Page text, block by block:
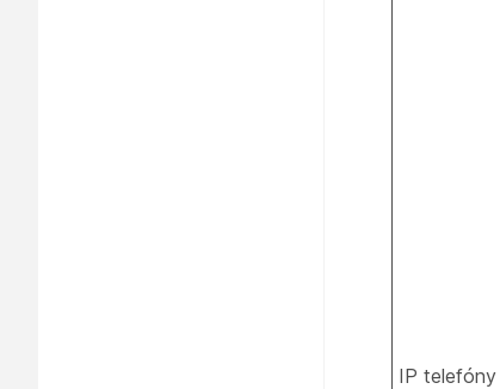
IP telefóny